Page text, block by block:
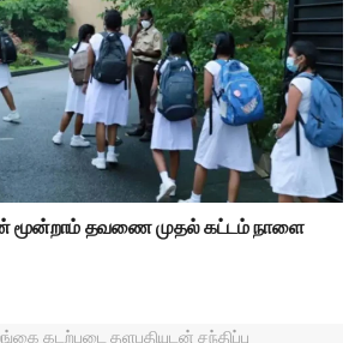
மூன்றாம் தவணை முதல் கட்டம் நாளை